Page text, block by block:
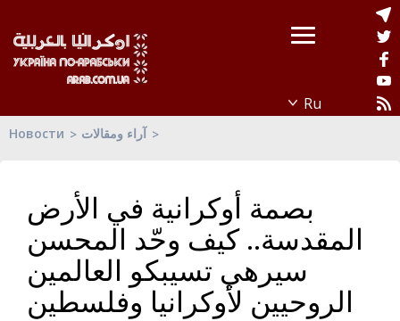
Новости آراء ومقالات
بصمة أوكرانية في الأرض
المقدسة.. كيف وحّد المحسن
سيرهي تسيبكو العالمين
الروحيين لأوكرانيا وفلسطين